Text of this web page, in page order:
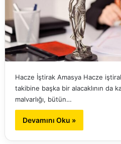
Hacze İştirak Amasya Hacze
takibine başka bir alacaklının da
malvarlığı, bütün…
Devamını Oku »